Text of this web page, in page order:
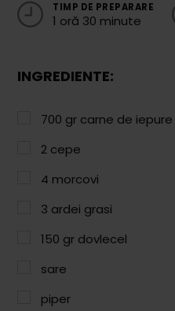
Sirop / Compot
Garnituri
Paste & Risotto
Patiserie
Aluaturi Dulci
Aluaturi Sărate
Pizza
Rețete cu Carne
TIMP DE PREPARARE
1 oră 30 minute
INGREDIENTE:
700 gr carne de iepure
2 cepe
4 morcovi
3 ardei grasi
150 gr dovlecel
sare
piper